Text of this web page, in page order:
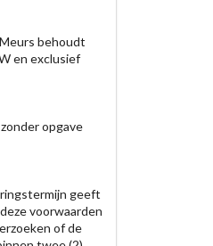
behoudt
en exclusief
opgave
geeft
voorwaarden
of de